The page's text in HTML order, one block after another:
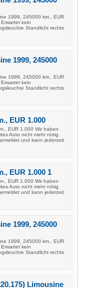
1999, 245000 km., EUR
kein
Standlicht rechts
1999, 245000
1999, 245000 km., EUR
kein
Standlicht rechts
EUR 1.000
EUR 1.000 Wir haben
Auto nicht mehr nötig.
und kann jederzeit
EUR 1.000 1
EUR 1.000 Wir haben
Auto nicht mehr nötig.
und kann jederzeit
1999, 245000
1999, 245000 km., EUR
kein
Standlicht rechts
Limousine